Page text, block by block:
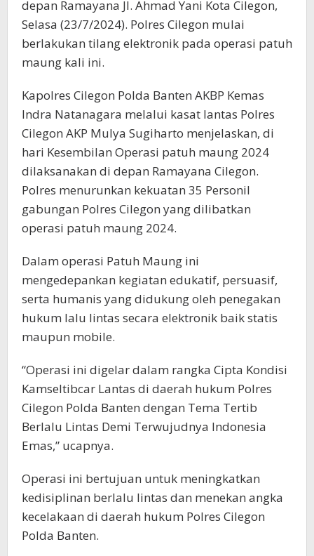
depan Ramayana Jl. Ahmad Yani Kota Cilegon,
Selasa (23/7/2024). Polres Cilegon mulai
berlakukan tilang elektronik pada operasi patuh
maung kali ini.
Kapolres Cilegon Polda Banten AKBP Kemas
Indra Natanagara melalui kasat lantas Polres
Cilegon AKP Mulya Sugiharto menjelaskan, di
hari Kesembilan Operasi patuh maung 2024
dilaksanakan di depan Ramayana Cilegon.
Polres menurunkan kekuatan 35 Personil
gabungan Polres Cilegon yang dilibatkan
operasi patuh maung 2024.
Dalam operasi Patuh Maung ini
mengedepankan kegiatan edukatif, persuasif,
serta humanis yang didukung oleh penegakan
hukum lalu lintas secara elektronik baik statis
maupun mobile.
“Operasi ini digelar dalam rangka Cipta Kondisi
Kamseltibcar Lantas di daerah hukum Polres
Cilegon Polda Banten dengan Tema Tertib
Berlalu Lintas Demi Terwujudnya Indonesia
Emas,” ucapnya.
Operasi ini bertujuan untuk meningkatkan
kedisiplinan berlalu lintas dan menekan angka
kecelakaan di daerah hukum Polres Cilegon
Polda Banten.